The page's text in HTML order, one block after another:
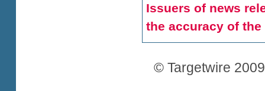
Issuers of news
the accuracy of
© Targetwire 2009